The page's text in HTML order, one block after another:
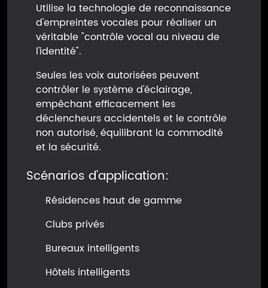
Utilise la technologie de reconnaissance
d'empreintes vocales pour réaliser un
véritable "contrôle vocal au niveau de
l'identité".
Seules les voix autorisées peuvent
contrôler le système d'éclairage,
empêchant efficacement les
déclencheurs accidentels et le contrôle
non autorisé, équilibrant la commodité
et la sécurité.
Scénarios d'application:
Résidences haut de gamme
Clubs privés
Bureaux intelligents
Hôtels intelligents